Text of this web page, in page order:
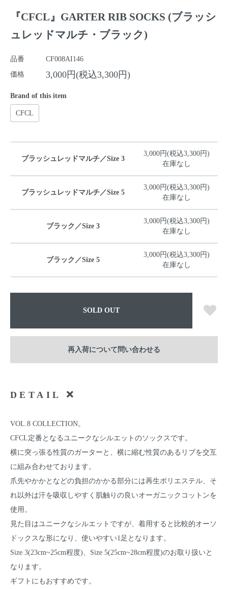
『CFCL』GARTER RIB SOCKS (ブラッシ
ュレッドマルチ・ブラック)
品番
CF008AI146
価格
3,000円(税込3,300円)
Brand of this item
CFCL
ブラッシュレッドマルチ／Size 3
3,000円(税込3,300円)
在庫なし
ブラッシュレッドマルチ／Size 5
3,000円(税込3,300円)
在庫なし
ブラック／Size 3
3,000円(税込3,300円)
在庫なし
ブラック／Size 5
3,000円(税込3,300円)
在庫なし
SOLD OUT
再入荷について問い合わせる
DETAIL
VOL.8 COLLECTION。
CFCL定番となるユニークなシルエットのソックスです。
横に突っ張る性質のガーターと、横に縮む性質のあるリブを交互
に組み合わせております。
爪先やかかとなどの負担のかかる部分には再生ポリエステル、そ
れ以外は汗を吸収しやすく肌触りの良いオーガニックコットンを
使用。
見た目はユニークなシルエットですが、着用すると比較的オーソ
ドックスな形になり、使いやすい1足となります。
Size 3(23cm~25cm程度)、Size 5(25cm~28cm程度)のお取り扱いと
なります。
ギフトにもおすすめです。